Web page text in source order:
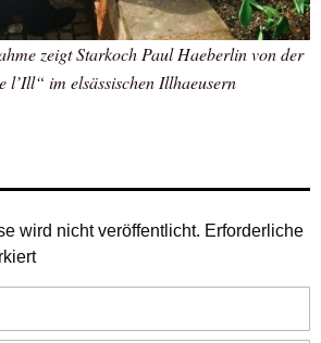
zeigt Starkoch Paul Haeberlin von der
l’Ill“ im elsässischen Illhaeusern
wird nicht veröffentlicht. Erforderliche